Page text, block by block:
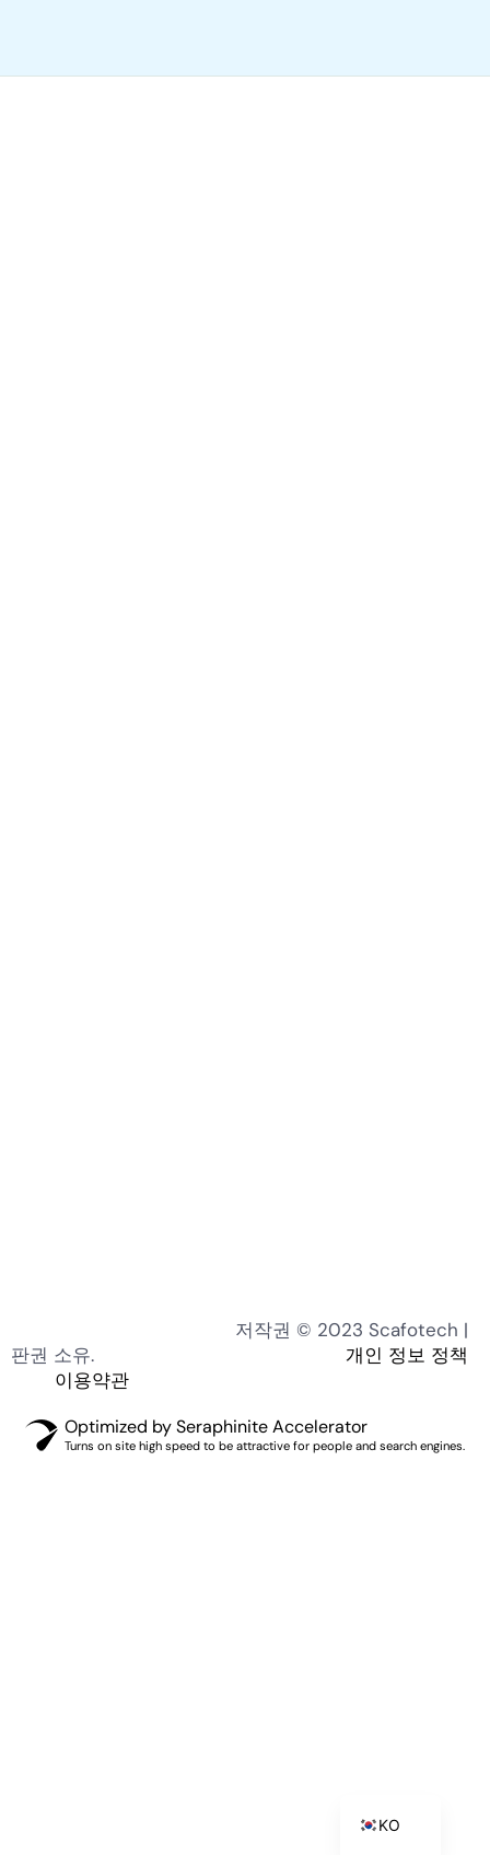
저작권 © 2023 Scafotech |
판권 소유. 개인 정보 정책
이용약관
KO
Optimized by Seraphinite Accelerator
Turns on site high speed to be attractive for people and search engines.